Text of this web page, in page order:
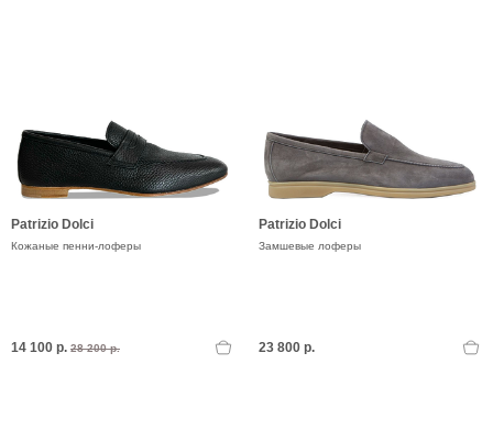
Patrizio Dolci
Кожаные пенни-лоферы
14 100 р. 28 200 р.
Patrizio Dolci
Замшевые лоферы
23 800 р.